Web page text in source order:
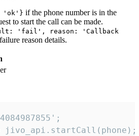
'ok'} if the phone number is in the
to start the call can be made.
'fail', reason: 'Callback
reason details.
jivo_api.startCall(phone);